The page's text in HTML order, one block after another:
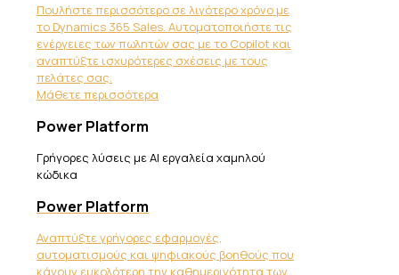
Πουλήστε περισσότερο σε λιγότερο χρόνο με
το Dynamics 365 Sales. Αυτοματοποιήστε τις
ενέργειες των πωλητών σας με το Copilot και
αναπτύξτε ισχυρότερες σχέσεις με τους
πελάτες σας.
Μάθετε περισσότερα
Power Platform
Γρήγορες λύσεις με AI εργαλεία χαμηλού
κώδικα
Power Platform
Αναπτύξτε γρήγορες εφαρμογές,
αυτοματισμούς και ψηφιακούς βοηθούς που
κάνουν ευκολότερη την καθημερινότητα των